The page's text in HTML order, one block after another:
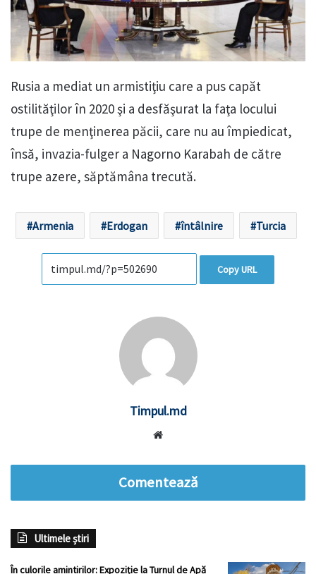
Rusia a mediat un armistiţiu care a pus capăt
ostilităţilor în 2020 şi a desfăşurat la faţa locului
trupe de menţinerea păcii, care nu au împiedicat,
însă, invazia-fulger a Nagorno Karabah de către
trupe azere, săptămâna trecută.
Armenia Erdogan întâlnire Turcia
Copy URL
Timpul.md
Comentează
Ultimele știri
În culorile amintirilor: Expoziție la Turnul de Apă